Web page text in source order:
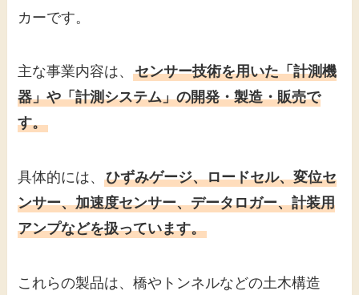
カーです。
主な事業内容は、センサー技術を用いた「計測機
器」や「計測システム」の開発・製造・販売で
す。
具体的には、ひずみゲージ、ロードセル、変位セ
ンサー、加速度センサー、データロガー、計装用
アンプなどを扱っています。
これらの製品は、橋やトンネルなどの土木構造